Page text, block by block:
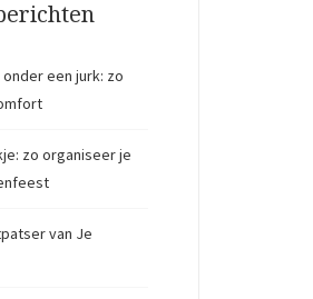
een jurk: zo
zo organiseer je
van Je